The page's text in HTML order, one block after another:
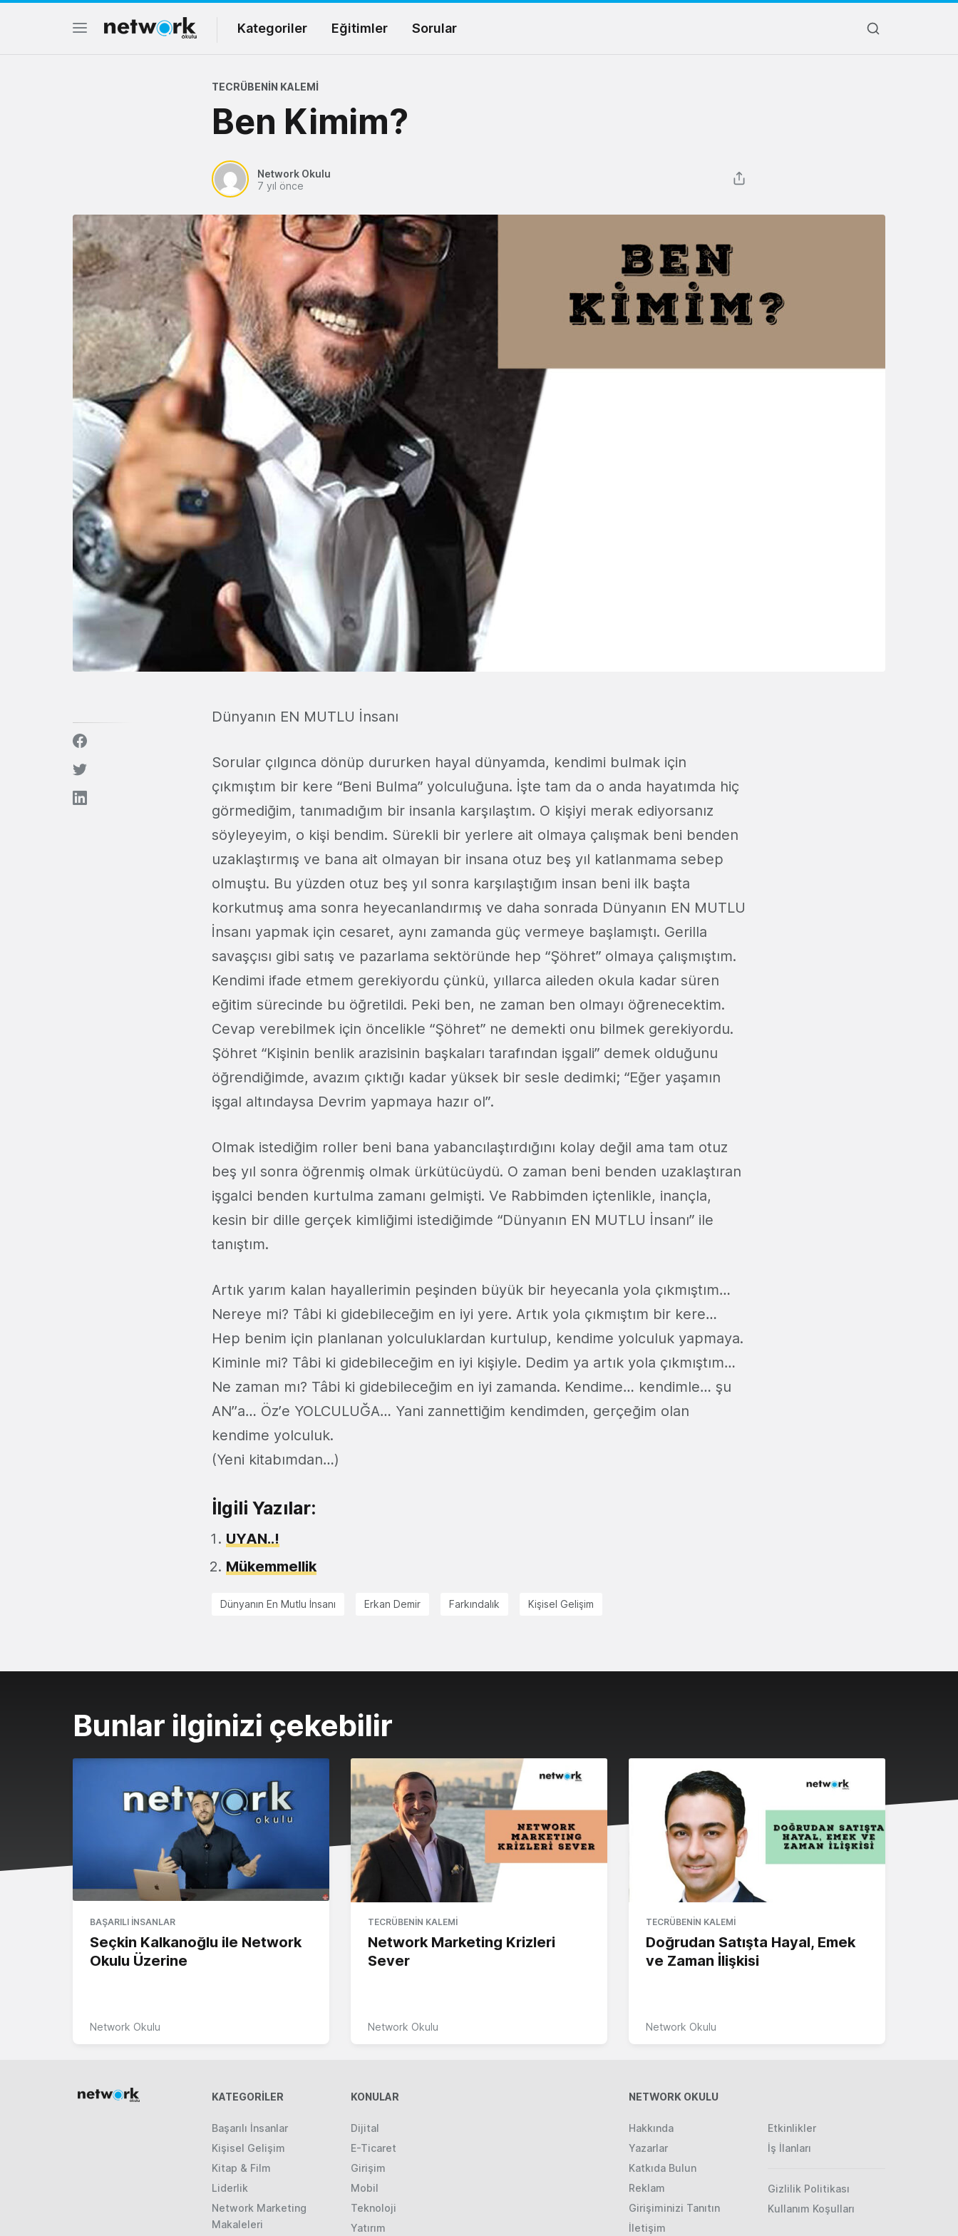
Kategoriler Eğitimler Sorular
TECRÜBENIN KALEMI
Ben Kimim?
Network Okulu
7 yıl önce
Dünyanın EN MUTLU İnsanı
Sorular çılgınca dönüp dururken hayal dünyamda, kendimi bulmak için
çıkmıştım bir kere “Beni Bulma” yolculuğuna. İşte tam da o anda hayatımda hiç
görmediğim, tanımadığım bir insanla karşılaştım. O kişiyi merak ediyorsanız
söyleyeyim, o kişi bendim. Sürekli bir yerlere ait olmaya çalışmak beni benden
uzaklaştırmış ve bana ait olmayan bir insana otuz beş yıl katlanmama sebep
olmuştu. Bu yüzden otuz beş yıl sonra karşılaştığım insan beni ilk başta
korkutmuş ama sonra heyecanlandırmış ve daha sonrada Dünyanın EN MUTLU
İnsanı yapmak için cesaret, aynı zamanda güç vermeye başlamıştı. Gerilla
savaşçısı gibi satış ve pazarlama sektöründe hep “Şöhret” olmaya çalışmıştım.
Kendimi ifade etmem gerekiyordu çünkü, yıllarca aileden okula kadar süren
eğitim sürecinde bu öğretildi. Peki ben, ne zaman ben olmayı öğrenecektim.
Cevap verebilmek için öncelikle “Şöhret” ne demekti onu bilmek gerekiyordu.
Şöhret “Kişinin benlik arazisinin başkaları tarafından işgali” demek olduğunu
öğrendiğimde, avazım çıktığı kadar yüksek bir sesle dedimki; “Eğer yaşamın
işgal altındaysa Devrim yapmaya hazır ol”.
Olmak istediğim roller beni bana yabancılaştırdığını kolay değil ama tam otuz
beş yıl sonra öğrenmiş olmak ürkütücüydü. O zaman beni benden uzaklaştıran
işgalci benden kurtulma zamanı gelmişti. Ve Rabbimden içtenlikle, inançla,
kesin bir dille gerçek kimliğimi istediğimde “Dünyanın EN MUTLU İnsanı” ile
tanıştım.
Artık yarım kalan hayallerimin peşinden büyük bir heyecanla yola çıkmıştım…
Nereye mi? Tâbi ki gidebileceğim en iyi yere. Artık yola çıkmıştım bir kere…
Hep benim için planlanan yolculuklardan kurtulup, kendime yolculuk yapmaya.
Kiminle mi? Tâbi ki gidebileceğim en iyi kişiyle. Dedim ya artık yola çıkmıştım…
Ne zaman mı? Tâbi ki gidebileceğim en iyi zamanda. Kendime… kendimle… şu
AN’’a… Öz’e YOLCULUĞA… Yani zannettiğim kendimden, gerçeğim olan
kendime yolculuk.
(Yeni kitabımdan…)
İlgili Yazılar:
UYAN..!
Mükemmellik
Dünyanın En Mutlu İnsanı Erkan Demir Farkındalık Kişisel Gelişim
Bunlar ilginizi çekebilir
BAŞARILI İNSANLAR
Seçkin Kalkanoğlu ile Network
Okulu Üzerine
Network Okulu
TECRÜBENIN KALEMI
Network Marketing Krizleri
Sever
Network Okulu
TECRÜBENIN KALEMI
Doğrudan Satışta Hayal, Emek
ve Zaman İlişkisi
Network Okulu
KATEGORILER
Başarılı İnsanlar
Kişisel Gelişim
Kitap & Film
Liderlik
Network Marketing
Makaleleri
KONULAR
Dijital
E-Ticaret
Girişim
Mobil
Teknoloji
Yatırım
NETWORK OKULU
Hakkında
Yazarlar
Katkıda Bulun
Reklam
Girişiminizi Tanıtın
İletişim
Etkinlikler
İş İlanları
Gizlilik Politikası
Kullanım Koşulları